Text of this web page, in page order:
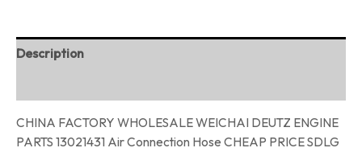
Description
CHINA FACTORY WHOLESALE WEICHAI DEUTZ ENGINE
PARTS 13021431 Air Connection Hose CHEAP PRICE SDLG